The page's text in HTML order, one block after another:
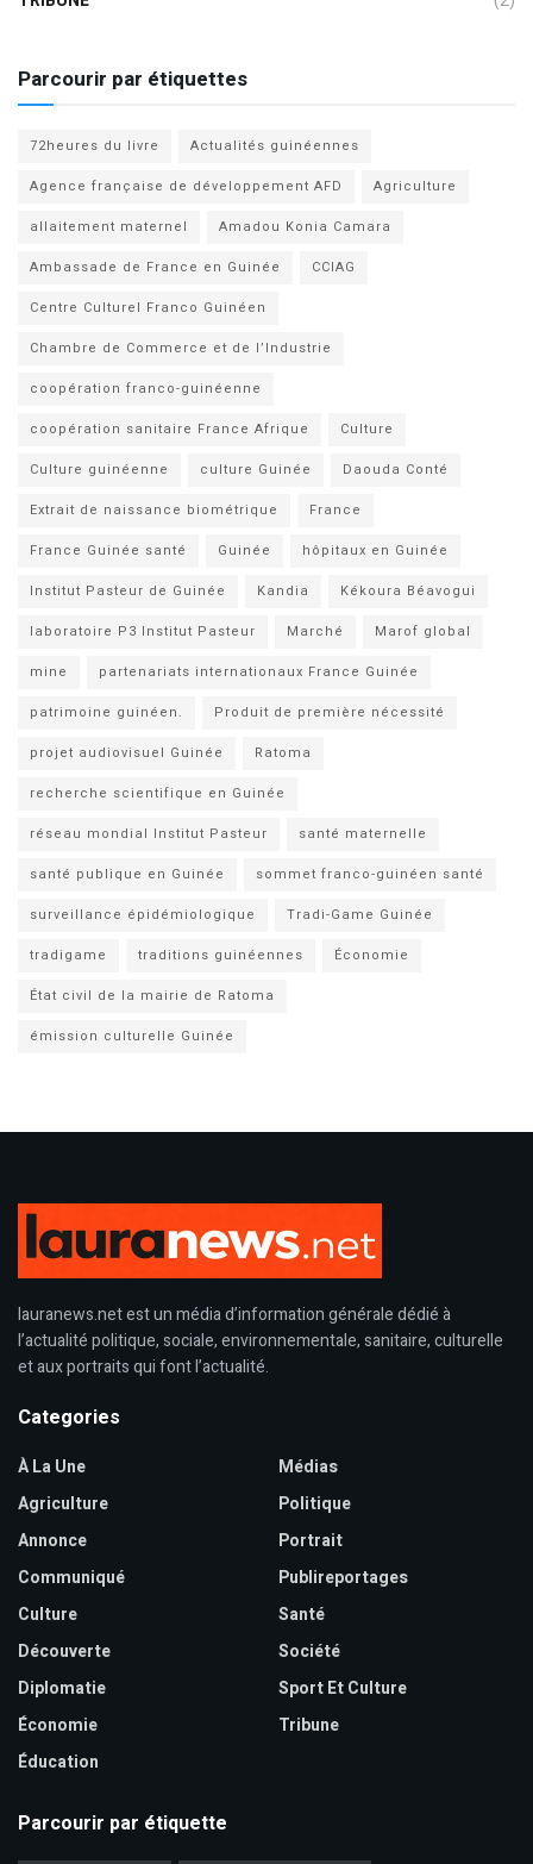
Parcourir par étiquettes
72heures du livre
Actualités guinéennes
Agence française de développement AFD
Agriculture
allaitement maternel
Amadou Konia Camara
Ambassade de France en Guinée
CCIAG
Centre Culturel Franco Guinéen
Chambre de Commerce et de l’Industrie
coopération franco-guinéenne
coopération sanitaire France Afrique
Culture
Culture guinéenne
culture Guinée
Daouda Conté
Extrait de naissance biométrique
France
France Guinée santé
Guinée
hôpitaux en Guinée
Institut Pasteur de Guinée
Kandia
Kékoura Béavogui
laboratoire P3 Institut Pasteur
Marché
Marof global
mine
partenariats internationaux France Guinée
patrimoine guinéen.
Produit de première nécessité
projet audiovisuel Guinée
Ratoma
recherche scientifique en Guinée
réseau mondial Institut Pasteur
santé maternelle
santé publique en Guinée
sommet franco-guinéen santé
surveillance épidémiologique
Tradi-Game Guinée
tradigame
traditions guinéennes
Économie
État civil de la mairie de Ratoma
émission culturelle Guinée
lauranews.net est un média d’information générale dédié à
l’actualité politique, sociale, environnementale, sanitaire, culturelle
et aux portraits qui font l’actualité.
Categories
À La Une
Agriculture
Annonce
Communiqué
Culture
Découverte
Diplomatie
Économie
Éducation
Médias
Politique
Portrait
Publireportages
Santé
Société
Sport Et Culture
Tribune
Parcourir par étiquette